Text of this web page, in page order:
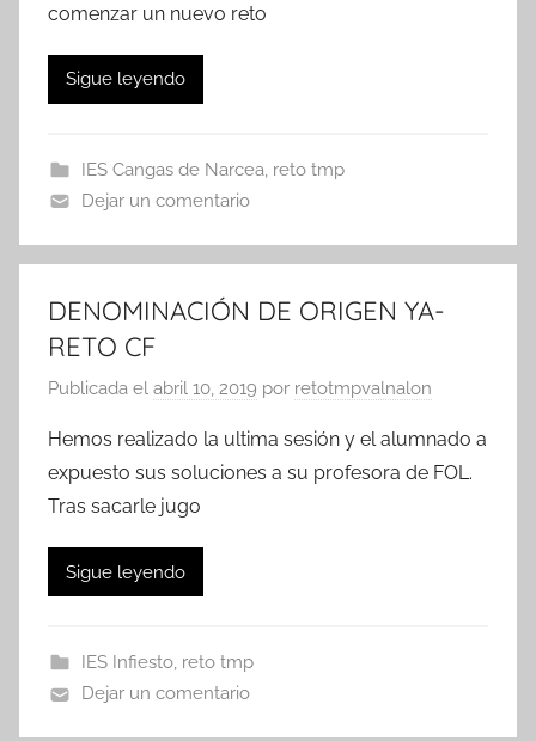
comenzar un nuevo reto
Sigue leyendo
IES Cangas de Narcea reto tmp
Dejar un comentario
DENOMINACIÓN DE ORIGEN YA-
RETO CF
Publicada el abril 10, 2019 por retotmpvalnalon
Hemos realizado la ultima sesión y el alumnado a
expuesto sus soluciones a su profesora de FOL.
Tras sacarle jugo
Sigue leyendo
IES Infiesto, reto tmp
Dejar un comentario